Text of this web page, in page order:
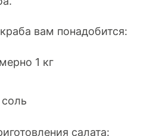
вам понадобится:
1 кг
салата: